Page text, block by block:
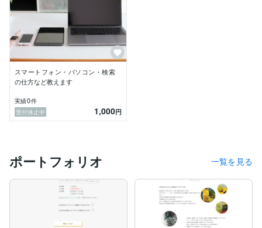
スマートフォン・パソコン・検索
の仕方など教えます
実績0件
受付休止中
1,000円
ポートフォリオ 一覧を見る